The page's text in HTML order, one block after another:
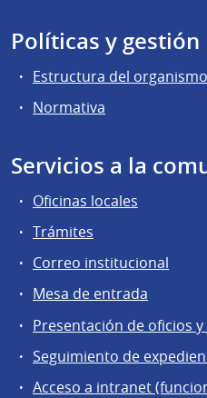
Políticas y gestión
Estructura del organismo
Normativa
Servicios a la
Oficinas locales
Trámites
Correo institucional
Mesa de entrada
Presentación de oficios
Seguimiento de
Acceso a intranet